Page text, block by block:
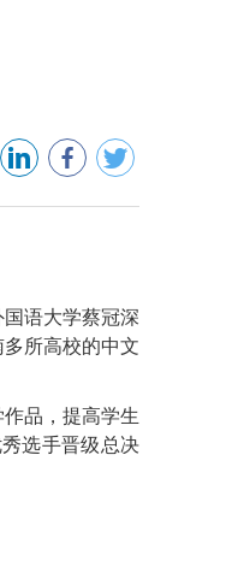
语大学蔡冠深
所高校的中文
品，提高学生
选手晋级总决